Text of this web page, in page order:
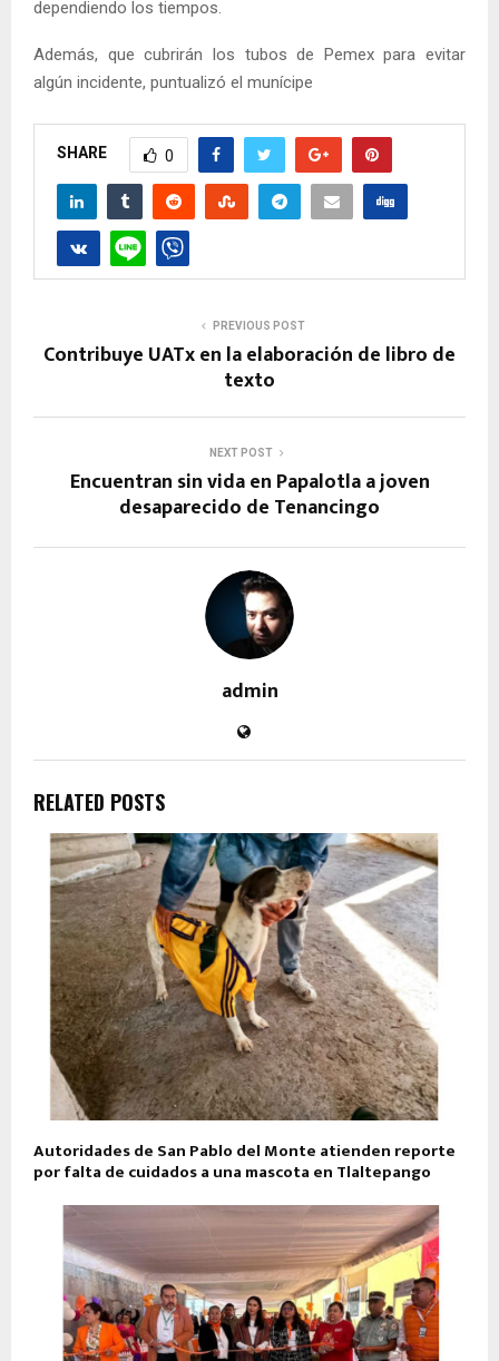
dependiendo los tiempos.
Además, que cubrirán los tubos de Pemex para evitar
algún incidente, puntualizó el munícipe
SHARE 0
PREVIOUS POST
Contribuye UATx en la elaboración de libro de
texto
NEXT POST
Encuentran sin vida en Papalotla a joven
desaparecido de Tenancingo
admin
RELATED POSTS
Autoridades de San Pablo del Monte atienden reporte
por falta de cuidados a una mascota en Tlaltepango